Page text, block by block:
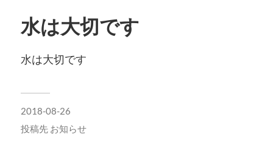
水は大切です
水は大切です
2018-08-26
投稿先 お知らせ